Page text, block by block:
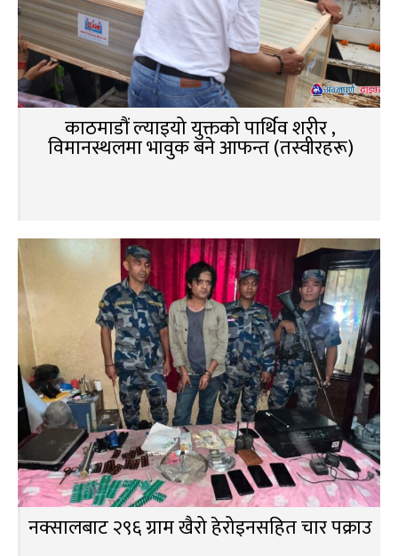
काठमाडौं ल्याइयो युक्तको पार्थिव शरीर ,
विमानस्थलमा भावुक बने आफन्त (तस्वीरहरू)
नक्सालबाट २९६ ग्राम खैरो हेरोइनसहित चार पक्राउ